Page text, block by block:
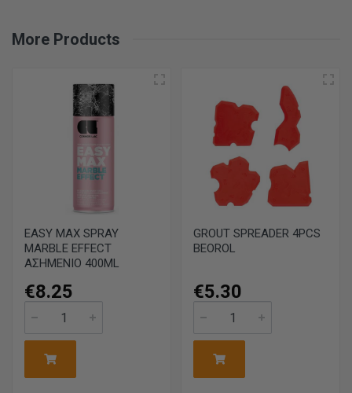
More Products
EASY MAX SPRAY
MARBLE EFFECT
ΑΣΗΜΕΝΙΟ 400ML
€8.25
GROUT SPREADER 4PCS
BEOROL
€5.30